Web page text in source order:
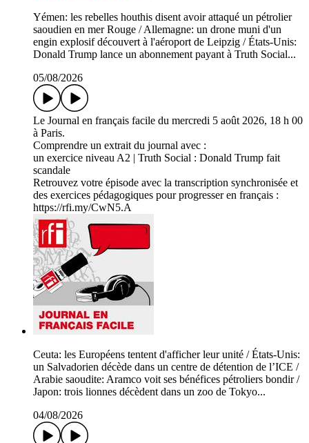
Yémen: les rebelles houthis disent avoir attaqué un pétrolier
saoudien en mer Rouge / Allemagne: un drone muni d'un
engin explosif découvert à l'aéroport de Leipzig / États-Unis:
Donald Trump lance un abonnement payant à Truth Social...
05/08/2026
Le Journal en français facile du mercredi 5 août 2026, 18 h 00
à Paris.
Comprendre un extrait du journal avec :
un exercice niveau A2 | Truth Social : Donald Trump fait
scandale
Retrouvez votre épisode avec la transcription synchronisée et
des exercices pédagogiques pour progresser en français :
https://rfi.my/CwN5.A
Ceuta: les Européens tentent d'afficher leur unité / États-Unis:
un Salvadorien décède dans un centre de détention de l’ICE /
Arabie saoudite: Aramco voit ses bénéfices pétroliers bondir /
Japon: trois lionnes décèdent dans un zoo de Tokyo...
04/08/2026